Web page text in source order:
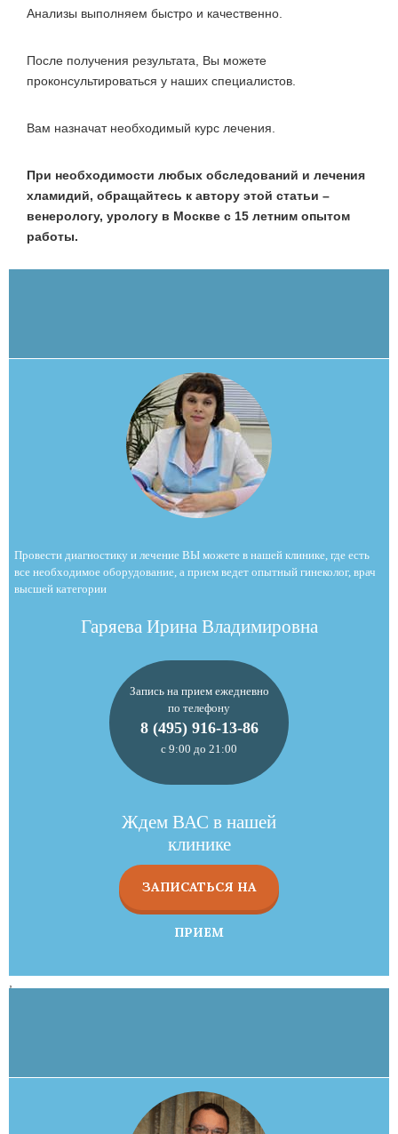
Анализы выполняем быстро и качественно.
После получения результата, Вы можете
проконсультироваться у наших специалистов.
Вам назначат необходимый курс лечения.
При необходимости любых обследований и лечения
хламидий, обращайтесь к автору этой статьи –
венерологу, урологу в Москве с 15 летним опытом
работы.
Провести диагностику и лечение ВЫ можете в нашей клинике, где есть
все необходимое оборудование, а прием ведет опытный гинеколог, врач
высшей категории
Гаряева Ирина Владимировна
Запись на прием ежедневно
по телефону
8 (495) 916-13-86
с 9:00 до 21:00
Ждем ВАС в нашей
клинике
ЗАПИСАТЬСЯ НА
ПРИЕМ